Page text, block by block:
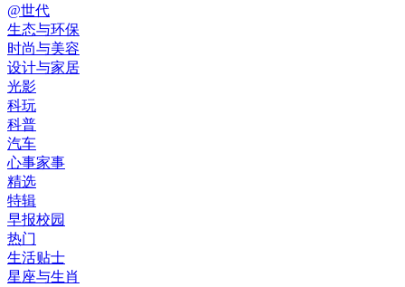
@世代
生态与环保
时尚与美容
设计与家居
光影
科玩
科普
汽车
心事家事
精选
特辑
早报校园
热门
生活贴士
星座与生肖